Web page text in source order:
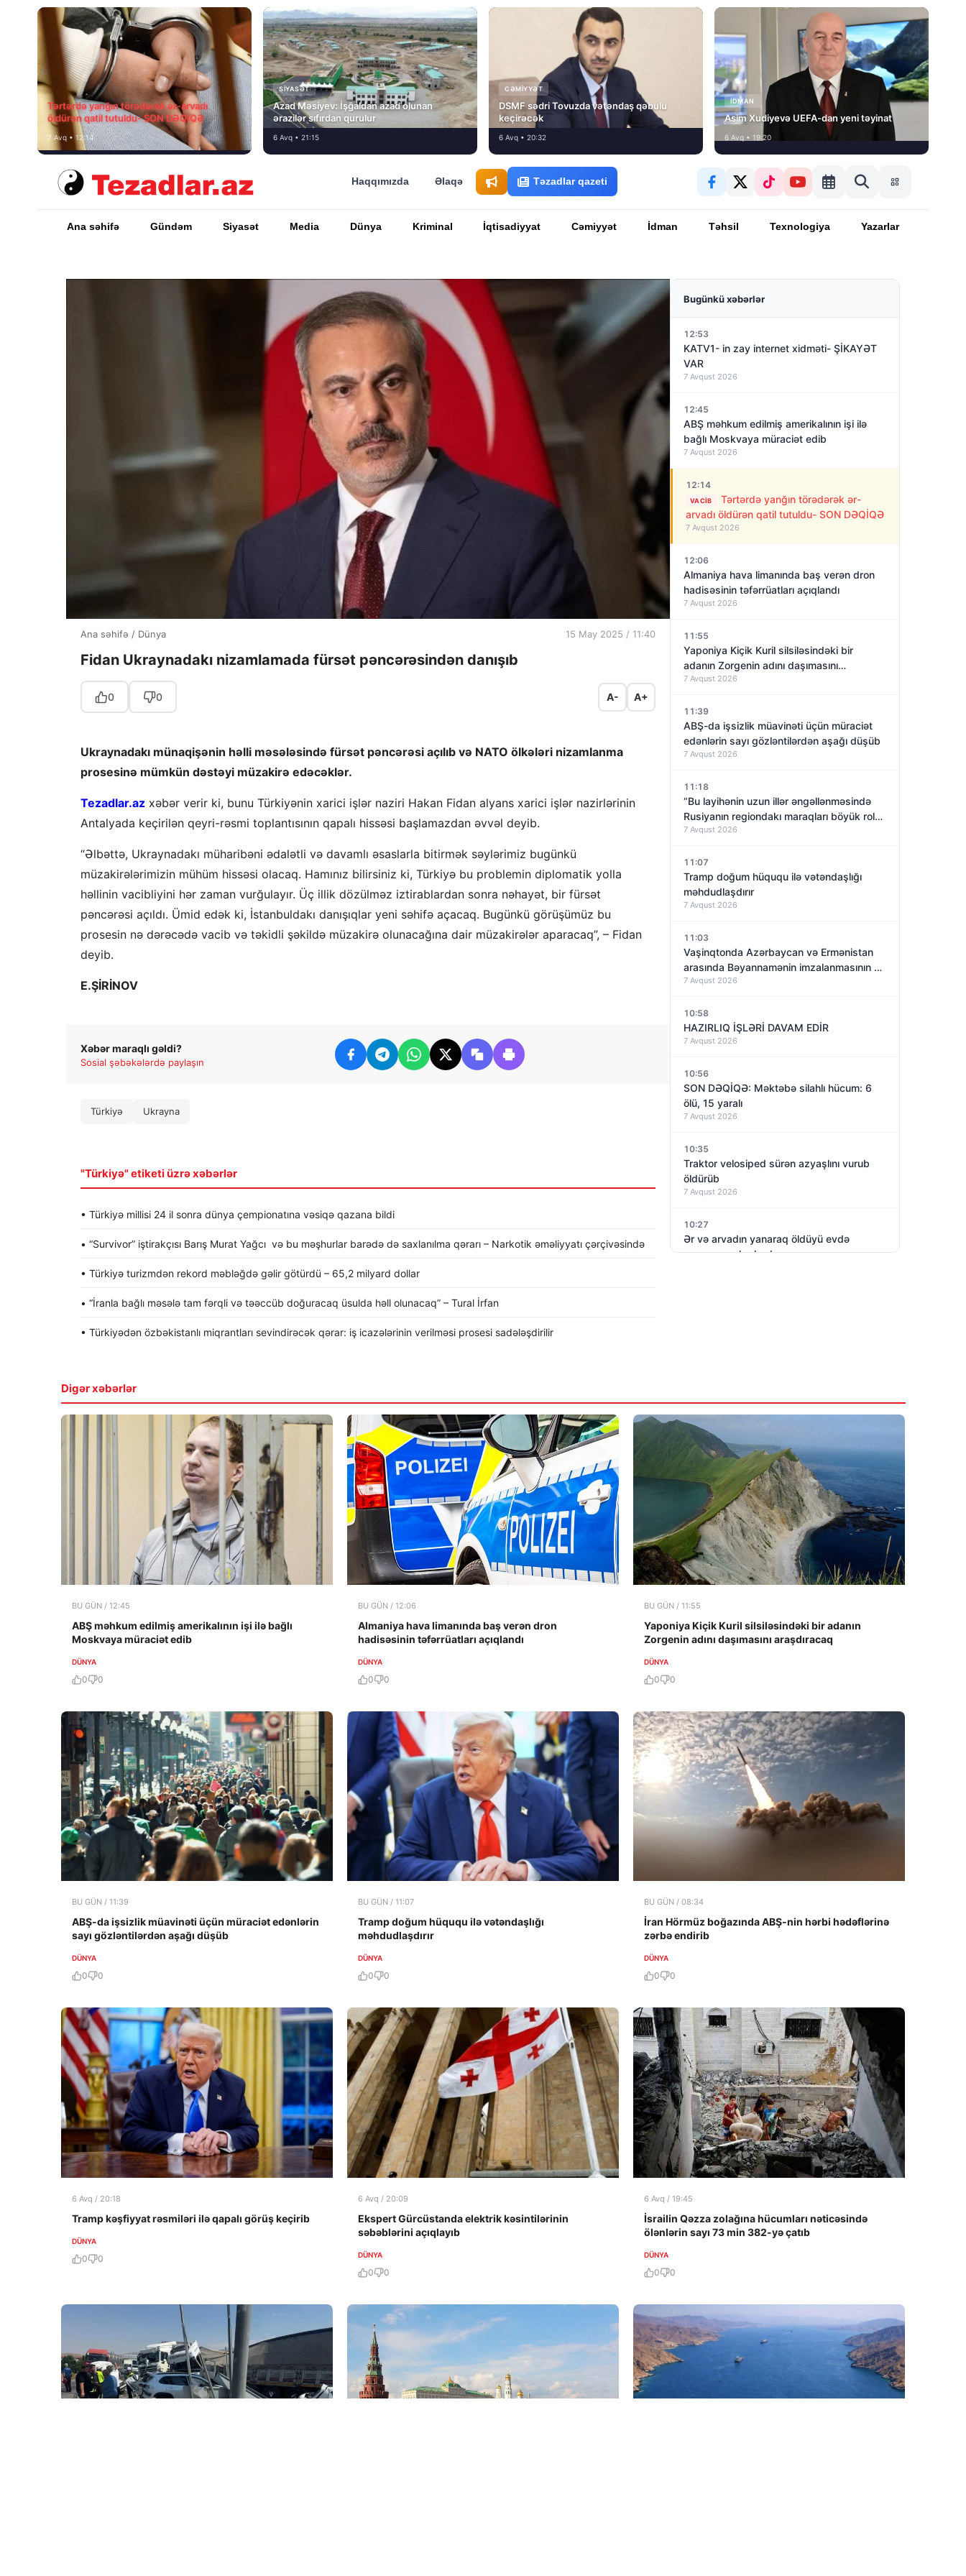
Tərtərdə yanğın törədərək ər-arvadı
öldürən qatil tutuldu- SON DƏQİQƏ
7 Avq • 12:14
SIYASƏT
Azad Məsiyev: İşğaldan azad olunan
ərazilər sıfırdan qurulur
6 Avq • 21:15
CƏMIYYƏT
DSMF sədri Tovuzda vətəndaş qəbulu
keçirəcək
6 Avq • 20:32
İDMAN
Asim Xudiyevə UEFA-dan yeni təyinat
6 Avq • 19:20
Haqqımızda Əlaqə Təzadlar qazeti
Ana səhifə Gündəm Siyasət Media Dünya Kriminal İqtisadiyyat Cəmiyyət İdman Təhsil Texnologiya Yazarlar
Ana səhifə / Dünya 15 May 2025 / 11:40
Fidan Ukraynadakı nizamlamada fürsət pəncərəsindən danışıb
0 0 A- A+
Ukraynadakı münaqişənin həlli məsələsində fürsət pəncərəsi açılıb və NATO ölkələri nizamlanma
prosesinə mümkün dəstəyi müzakirə edəcəklər.
Tezadlar.az xəbər verir ki, bunu Türkiyənin xarici işlər naziri Hakan Fidan alyans xarici işlər nazirlərinin
Antalyada keçirilən qeyri-rəsmi toplantısının qapalı hissəsi başlamazdan əvvəl deyib.
“Əlbəttə, Ukraynadakı müharibəni ədalətli və davamlı əsaslarla bitirmək səylərimiz bugünkü
müzakirələrimizin mühüm hissəsi olacaq. Hamınız bilirsiniz ki, Türkiyə bu problemin diplomatik yolla
həllinin vacibliyini hər zaman vurğulayır. Üç illik dözülməz iztirablardan sonra nəhayət, bir fürsət
pəncərəsi açıldı. Ümid edək ki, İstanbuldakı danışıqlar yeni səhifə açacaq. Bugünkü görüşümüz bu
prosesin nə dərəcədə vacib və təkidli şəkildə müzakirə olunacağına dair müzakirələr aparacaq”, – Fidan
deyib.
E.ŞİRİNOV
Xəbər maraqlı gəldi?
Sosial şəbəkələrdə paylaşın
Türkiyə Ukrayna
"Türkiyə" etiketi üzrə xəbərlər
• Türkiyə millisi 24 il sonra dünya çempionatına vəsiqə qazana bildi
• “Survivor” iştirakçısı Barış Murat Yağcı və bu məşhurlar barədə də saxlanılma qərarı – Narkotik əməliyyatı çərçivəsində
• Türkiyə turizmdən rekord məbləğdə gəlir götürdü – 65,2 milyard dollar
• “İranla bağlı məsələ tam fərqli və təəccüb doğuracaq üsulda həll olunacaq” – Tural İrfan
• Türkiyədən özbəkistanlı miqrantları sevindirəcək qərar: iş icazələrinin verilməsi prosesi sadələşdirilir
Bugünkü xəbərlər
12:53
KATV1- in zay internet xidməti- ŞİKAYƏT
VAR
7 Avqust 2026
12:45
ABŞ məhkum edilmiş amerikalının işi ilə
bağlı Moskvaya müraciət edib
7 Avqust 2026
12:14
VACIB
Tərtərdə yanğın törədərək ər-
arvadı öldürən qatil tutuldu- SON DƏQİQƏ
7 Avqust 2026
12:06
Almaniya hava limanında baş verən dron
hadisəsinin təfərrüatları açıqlandı
7 Avqust 2026
11:55
Yaponiya Kiçik Kuril silsiləsindəki bir
adanın Zorgenin adını daşımasını
araşdıracaq
7 Avqust 2026
11:39
ABŞ-da işsizlik müavinəti üçün müraciət
edənlərin sayı gözləntilərdən aşağı düşüb
7 Avqust 2026
11:18
“Bu layihənin uzun illər əngəllənməsində
Rusiyanın regiondakı maraqları böyük rol
oynayıb”
7 Avqust 2026
11:07
Tramp doğum hüququ ilə vətəndaşlığı
məhdudlaşdırır
7 Avqust 2026
11:03
Vaşinqtonda Azərbaycan və Ermənistan
arasında Bəyannamənin imzalanmasının bir
ili olacaq – nəyə nail olundu?
7 Avqust 2026
10:58
HAZIRLIQ İŞLƏRİ DAVAM EDİR
7 Avqust 2026
10:56
SON DƏQİQƏ: Məktəbə silahlı hücum: 6
ölü, 15 yaralı
7 Avqust 2026
10:35
Traktor velosiped sürən azyaşlını vurub
öldürüb
7 Avqust 2026
10:27
Ər və arvadın yanaraq öldüyü evdə
yanacaq aşkarlanıb
7 Avqust 2026
Digər xəbərlər
BU GÜN / 12:45
ABŞ məhkum edilmiş amerikalının işi ilə bağlı
Moskvaya müraciət edib
DÜNYA
0 0
BU GÜN / 12:06
Almaniya hava limanında baş verən dron
hadisəsinin təfərrüatları açıqlandı
DÜNYA
0 0
BU GÜN / 11:55
Yaponiya Kiçik Kuril silsiləsindəki bir adanın
Zorgenin adını daşımasını araşdıracaq
DÜNYA
0 0
BU GÜN / 11:39
ABŞ-da işsizlik müavinəti üçün müraciət edənlərin
sayı gözləntilərdən aşağı düşüb
DÜNYA
0 0
BU GÜN / 11:07
Tramp doğum hüququ ilə vətəndaşlığı
məhdudlaşdırır
DÜNYA
0 0
BU GÜN / 08:34
İran Hörmüz boğazında ABŞ-nin hərbi hədəflərinə
zərbə endirib
DÜNYA
0 0
6 Avq / 20:18
Tramp kəşfiyyat rəsmiləri ilə qapalı görüş keçirib
DÜNYA
0 0
6 Avq / 20:09
Ekspert Gürcüstanda elektrik kəsintilərinin
səbəblərini açıqlayıb
DÜNYA
0 0
6 Avq / 19:45
İsrailin Qəzza zolağına hücumları nəticəsində
ölənlərin sayı 73 min 382-yə çatıb
DÜNYA
0 0